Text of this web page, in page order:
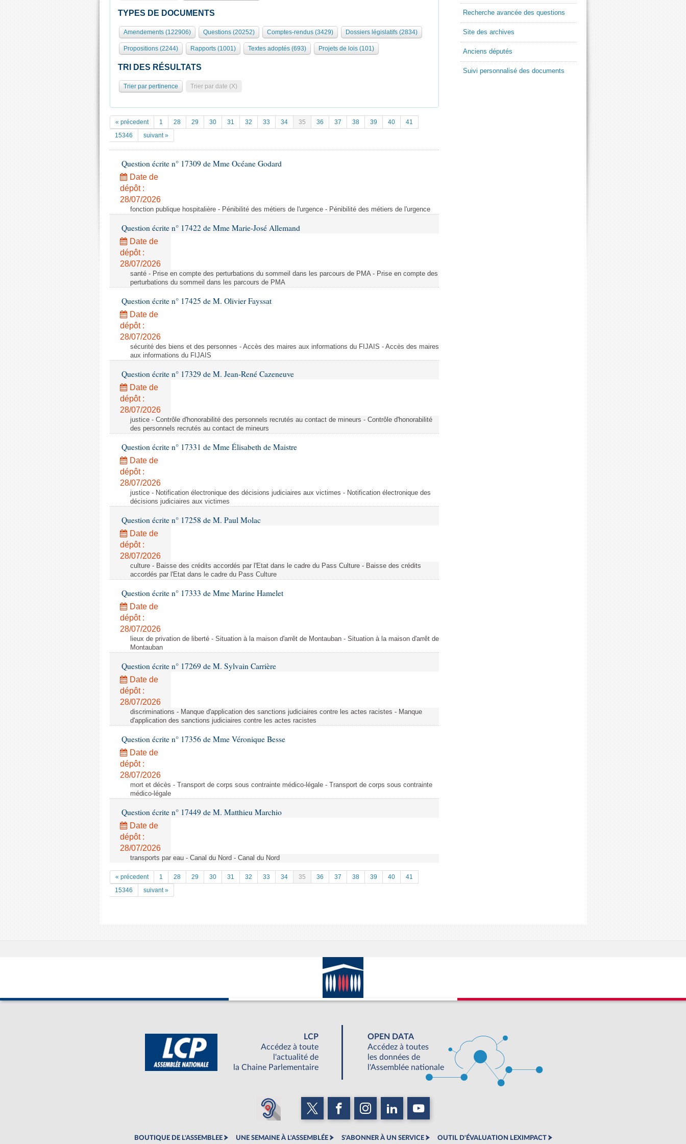
TYPES DE DOCUMENTS
Amendements (122906) Questions (20252) Comptes-rendus (3429) Dossiers législatifs (2834)
Propositions (2244) Rapports (1001) Textes adoptés (693) Projets de lois (101)
TRI DES RÉSULTATS
Trier par pertinence Trier par date (X)
« précedent 1 28 29 30 31 32 33 34 35 36 37 38 39 40
41
15346
suivant »
Question écrite n° 17309 de Mme Océane Godard
Date de
dépôt :
28/07/2026
fonction publique hospitalière - Pénibilité des métiers de l'urgence - Pénibilité des métiers de l'urgence
Question écrite n° 17422 de Mme Marie-José Allemand
Date de
dépôt :
28/07/2026
santé - Prise en compte des perturbations du sommeil dans les parcours de PMA - Prise en compte des
perturbations du sommeil dans les parcours de PMA
Question écrite n° 17425 de M. Olivier Fayssat
Date de
dépôt :
28/07/2026
sécurité des biens et des personnes - Accès des maires aux informations du FIJAIS - Accès des maires
aux informations du FIJAIS
Question écrite n° 17329 de M. Jean-René Cazeneuve
Date de
dépôt :
28/07/2026
justice - Contrôle d'honorabilité des personnels recrutés au contact de mineurs - Contrôle d'honorabilité
des personnels recrutés au contact de mineurs
Question écrite n° 17331 de Mme Élisabeth de Maistre
Date de
dépôt :
28/07/2026
justice - Notification électronique des décisions judiciaires aux victimes - Notification électronique des
décisions judiciaires aux victimes
Question écrite n° 17258 de M. Paul Molac
Date de
dépôt :
28/07/2026
culture - Baisse des crédits accordés par l'Etat dans le cadre du Pass Culture - Baisse des crédits
accordés par l'Etat dans le cadre du Pass Culture
Question écrite n° 17333 de Mme Marine Hamelet
Date de
dépôt :
28/07/2026
lieux de privation de liberté - Situation à la maison d'arrêt de Montauban - Situation à la maison d'arrêt de
Montauban
Question écrite n° 17269 de M. Sylvain Carrière
Date de
dépôt :
28/07/2026
discriminations - Manque d'application des sanctions judiciaires contre les actes racistes - Manque
d'application des sanctions judiciaires contre les actes racistes
Question écrite n° 17356 de Mme Véronique Besse
Date de
dépôt :
28/07/2026
mort et décès - Transport de corps sous contrainte médico-légale - Transport de corps sous contrainte
médico-légale
Question écrite n° 17449 de M. Matthieu Marchio
Date de
dépôt :
28/07/2026
transports par eau - Canal du Nord - Canal du Nord
« précedent 1 28 29 30 31 32 33 34 35 36 37 38 39 40
41
15346
suivant »
Recherche avancée des questions
Site des archives
Anciens députés
Suivi personnalisé des documents
LCP
Accédez à toute
l'actualité de
la Chaine Parlementaire
OPEN DATA
Accédez à toutes
les données de
l'Assemblée nationale
BOUTIQUE DE L'ASSEMBLEE UNE SEMAINE À L'ASSEMBLÉE S'ABONNER À UN SERVICE OUTIL D'ÉVALUATION LEXIMPACT